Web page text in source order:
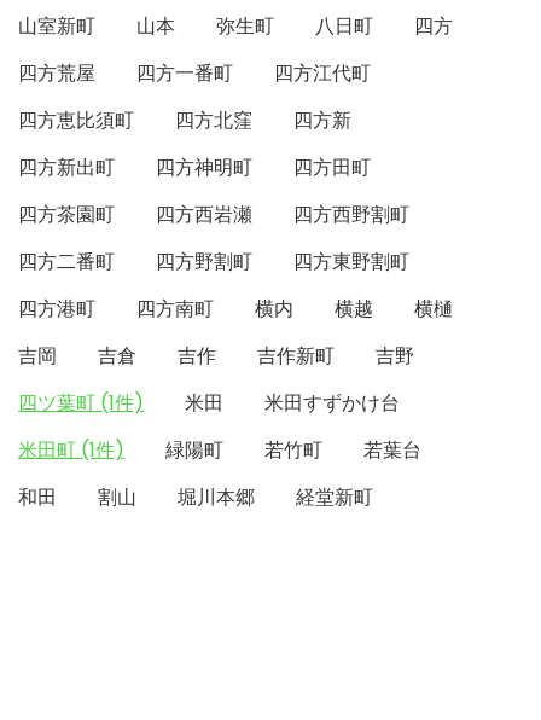
山室新町
山本 弥生町 八日町
四方
四方荒屋
四方一番町
四方江代町
四方恵比須町
四方北窪
四方新
四方新出町
四方神明町
四方田町
四方茶園町
四方西岩瀬
四方西野割町
四方二番町
四方野割町
四方東野割町
四方港町
四方南町 横内 横越
横樋
吉岡
吉倉 吉作 吉作新町
吉野
四ツ葉町 (1件)
米田
米田すずかけ台
米田町 (1件)
緑陽町 若竹町
若葉台
和田
割山 堀川本郷 経堂新町